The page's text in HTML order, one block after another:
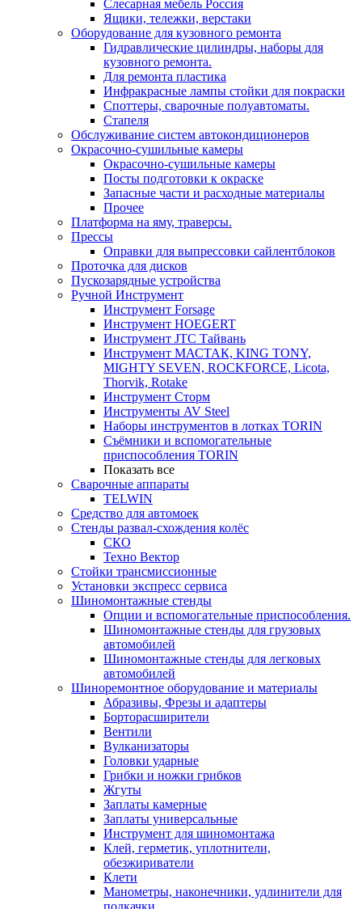
Слесарная мебель Россия
Ящики, тележки, верстаки
Оборудование для кузовного ремонта
Гидравлические цилиндры, наборы для
кузовного ремонта.
Для ремонта пластика
Инфракрасные лампы стойки для покраски
Споттеры, сварочные полуавтоматы.
Стапеля
Обслуживание систем автокондиционеров
Окрасочно-сушильные камеры
Окрасочно-сушильные камеры
Посты подготовки к окраске
Запасные части и расходные материалы
Прочее
Платформа на яму, траверсы.
Прессы
Оправки для выпрессовки сайлентблоков
Проточка для дисков
Пускозарядные устройства
Ручной Инструмент
Инструмент Forsage
Инструмент HOEGERT
Инструмент JTC Тайвань
Инструмент МАСТАК, KING TONY,
MIGHTY SEVEN, ROCKFORCE, Licota,
Thorvik, Rotake
Инструмент Сторм
Инструменты AV Steel
Наборы инструментов в лотках TORIN
Съёмники и вспомогательные
приспособления TORIN
Показать все
Сварочные аппараты
TELWIN
Средство для автомоек
Стенды развал-схождения колёс
СКО
Техно Вектор
Стойки трансмиссионные
Установки экспресс сервиса
Шиномонтажные стенды
Опции и вспомогательные приспособления.
Шиномонтажные стенды для грузовых
автомобилей
Шиномонтажные стенды для легковых
автомобилей
Шиноремонтное оборудование и материалы
Абразивы, Фрезы и адаптеры
Борторасширители
Вентили
Вулканизаторы
Головки ударные
Грибки и ножки грибков
Жгуты
Заплаты камерные
Заплаты универсальные
Инструмент для шиномонтажа
Клей, герметик, уплотнители,
обезжириватели
Клети
Манометры, наконечники, удлинители для